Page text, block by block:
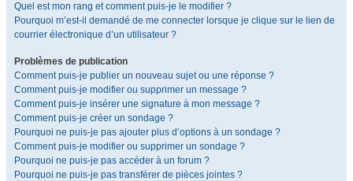
Quel est mon rang et comment puis-je le modifier ?
Pourquoi m’est-il demandé de me connecter lorsque je clique sur le lien de
courrier électronique d’un utilisateur ?
Problèmes de publication
Comment puis-je publier un nouveau sujet ou une réponse ?
Comment puis-je modifier ou supprimer un message ?
Comment puis-je insérer une signature à mon message ?
Comment puis-je créer un sondage ?
Pourquoi ne puis-je pas ajouter plus d’options à un sondage ?
Comment puis-je modifier ou supprimer un sondage ?
Pourquoi ne puis-je pas accéder à un forum ?
Pourquoi ne puis-je pas transférer de pièces jointes ?